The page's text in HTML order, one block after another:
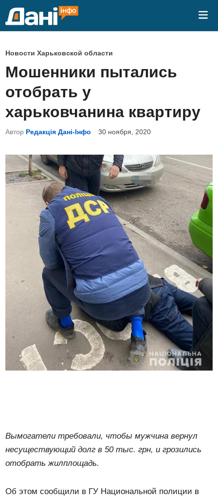
О
п
у
б
л
и
к
а
н
Новости Харьковской области
Мошенники пытались
отобрать у
харьковчанина квартиру
Автор Редакція Дані-Інфо 30 ноября, 2020
Вымогатели требовали, чтобы мужчина вернул
несуществующий долг в 50 тыс. грн, и грозились
отобрать жилплощадь.
Об этом сообщили в ГУ Национальной полиции в